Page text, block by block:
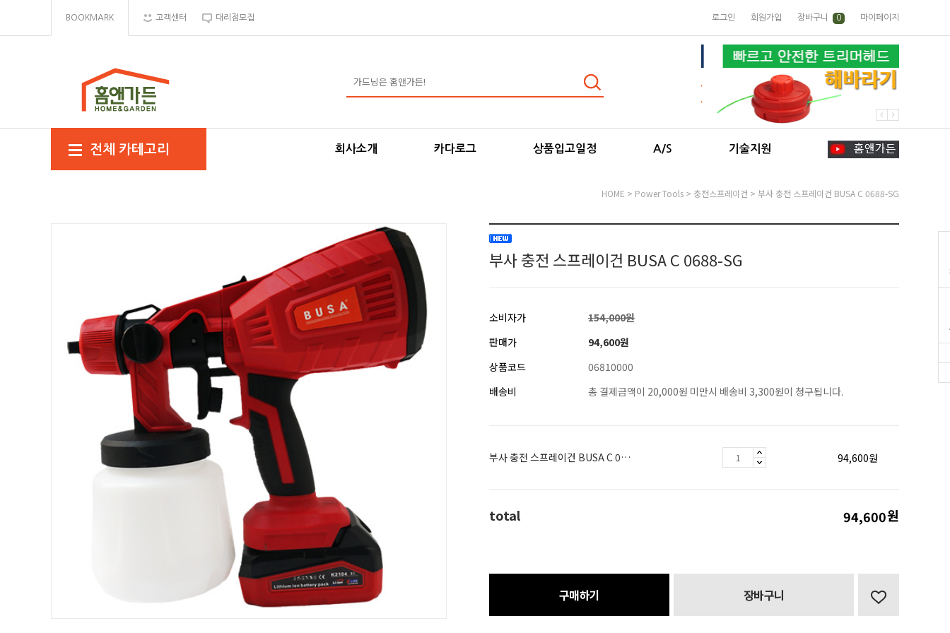
BOOKMARK 고객센터 대리점모집 로그인 회원가입 장바구니 0 마이페이지
전체 카테고리 회사소개 카다로그 상품입고일정 A/S 기술지원
HOME > Power Tools > 충전스프레이건 > 부사 충전 스프레이건 BUSA C 0688-SG
부사 충전 스프레이건 BUSA C 0688-SG
소비자가
154,000원
판매가
94,600원
상품코드
06810000
배송비
총 결제금액이 20,000원 미만시 배송비 3,300원이 청구됩니다.
부사 충전 스프레이건 BUSA C 0688-SG 94,600원
total 94,600원
구매하기 장바구니